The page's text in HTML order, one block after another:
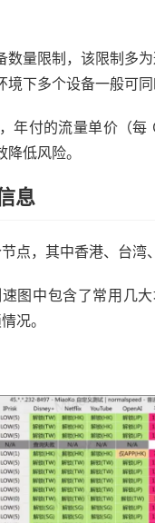
量限制，该限制多
下多个设备一般可同
年付的流量单价（
低风险。
息
，其中香港、台湾
图中包含了常用几
况。